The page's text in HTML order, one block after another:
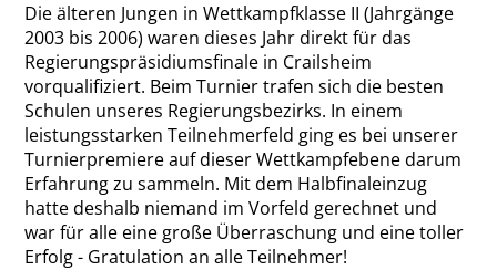
Die älteren Jungen in Wettkampfklasse II (Jahrgänge
2003 bis 2006) waren dieses Jahr direkt für das
Regierungspräsidiumsfinale in Crailsheim
vorqualifiziert. Beim Turnier trafen sich die besten
Schulen unseres Regierungsbezirks. In einem
leistungsstarken Teilnehmerfeld ging es bei unserer
Turnierpremiere auf dieser Wettkampfebene darum
Erfahrung zu sammeln. Mit dem Halbfinaleinzug
hatte deshalb niemand im Vorfeld gerechnet und
war für alle eine große Überraschung und eine toller
Erfolg - Gratulation an alle Teilnehmer!